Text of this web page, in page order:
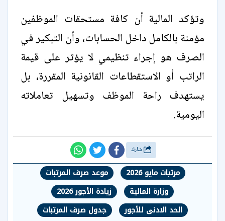
وتؤكد المالية أن كافة مستحقات الموظفين
مؤمنة بالكامل داخل الحسابات، وأن التبكير في
الصرف هو إجراء تنظيمي لا يؤثر على قيمة
الراتب أو الاستقطاعات القانونية المقررة، بل
يستهدف راحة الموظف وتسهيل تعاملاته
اليومية.
مرتبات مايو 2026
موعد صرف المرتبات
وزارة المالية
زيادة الأجور 2026
الحد الادنى للأجور
جدول صرف المرتبات